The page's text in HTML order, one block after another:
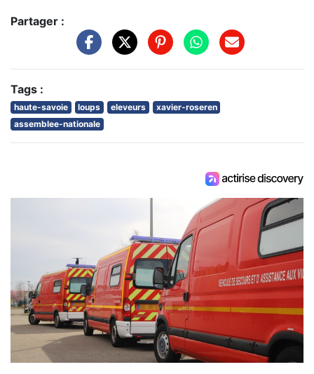
Partager :
Tags :
haute-savoie loups eleveurs
xavier-roseren
assemblee-nationale